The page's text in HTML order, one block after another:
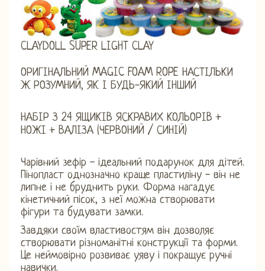
CLAYDOLL SUPER LIGHT CLAY
ОРИГІНАЛЬНИЙ MAGIC FOAM ROPE НАСТІЛЬКИ
Ж РОЗУМНИЙ, ЯК І БУДЬ-ЯКИЙ ІНШИЙ
НАБІР З 24 ЯЩИКІВ ЯСКРАВИХ КОЛЬОРІВ +
НОЖІ + ВАЛІЗА (ЧЕРВОНИЙ / СИНІЙ)
Чарівний зефір - ідеальний подарунок для дітей.
Пінопласт однозначно краще пластиліну - він не
липне і не бруднить руки. Форма нагадує
кінетичний пісок, з неї можна створювати
фігури та будувати замки.
Завдяки своїм властивостям він дозволяє
створювати різноманітні конструкції та форми.
Це неймовірно розвиває уяву і покращує ручні
навички.